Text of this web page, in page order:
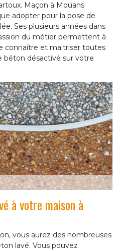
Maçon à Mouans
adopter pour la pose de
Ses plusieurs années dans
du métier permettent à
connaitre et maitriser toutes
béton désactivé sur votre
à votre maison à
vous aurez des nombreuses
lavé. Vous pouvez